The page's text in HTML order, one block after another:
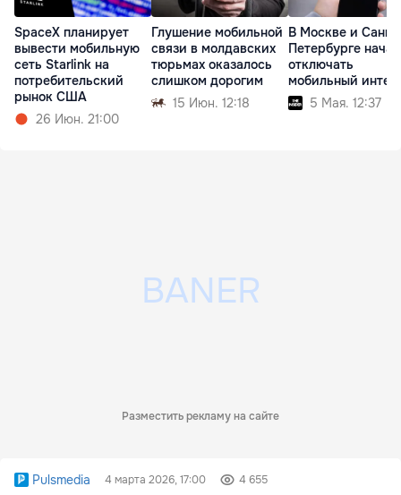
SpaceX планирует
вывести мобильную
сеть Starlink на
потребительский
рынок США
26 Июн. 21:00
Глушение мобильной
связи в молдавских
тюрьмах оказалось
слишком дорогим
15 Июн. 12:18
В Москве и
Петербурге
отключать
мобильный
5 Мая. 12:37
Разместить рекламу на сайте
Pulsmedia 4 марта 2026, 17:00 4 655